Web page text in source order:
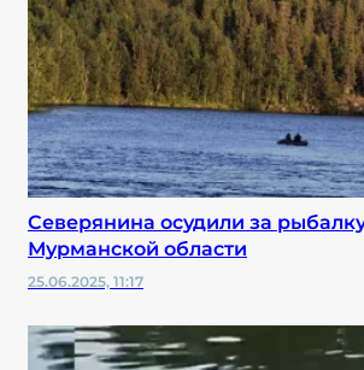
Северянина осудили за
Мурманской области
25.06.2025, 11:17